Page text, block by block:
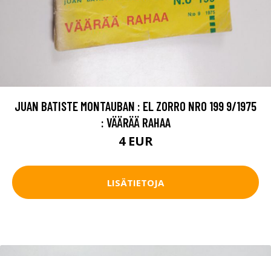
JUAN BATISTE MONTAUBAN : EL ZORRO NRO 199 9/1975
: VÄÄRÄÄ RAHAA
4 EUR
LISÄTIETOJA